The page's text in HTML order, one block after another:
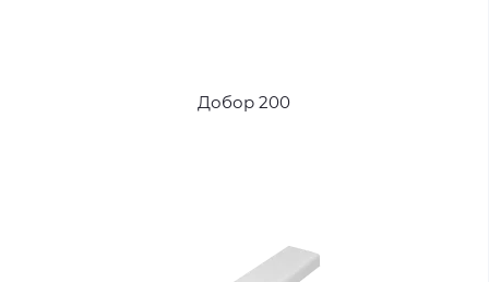
Добор 200